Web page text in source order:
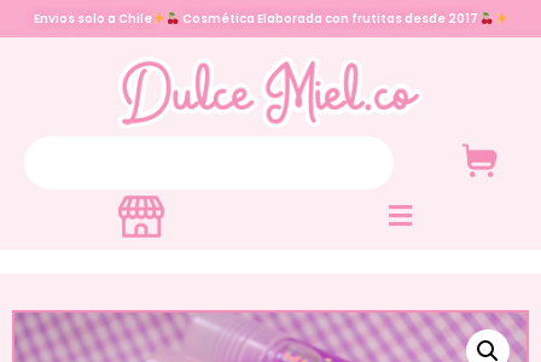
Envios solo a Chile Cosmética Elaborada con frutitas desde 2017